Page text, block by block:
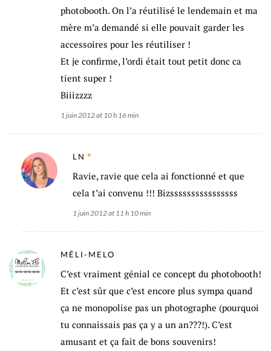
photobooth. On l’a réutilisé le lendemain et ma
mère m’a demandé si elle pouvait garder les
accessoires pour les réutiliser !
Et je confirme, l’ordi était tout petit donc ca
tient super !
Biiizzzz
1 juin 2012 at 10 h 16 min
LN
Ravie, ravie que cela ai fonctionné et que
cela t’ai convenu !!! Bizssssssssssssssss
1 juin 2012 at 11 h 10 min
MÉLI-MELO
C’est vraiment génial ce concept du photobooth!
Et c’est sûr que c’est encore plus sympa quand
ça ne monopolise pas un photographe (pourquoi
tu connaissais pas ça y a un an???!). C’est
amusant et ça fait de bons souvenirs!